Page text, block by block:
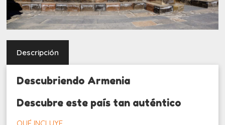
Descripción
Descubriendo Armenia
Descubre este país tan auténtico